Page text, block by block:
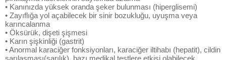
• Kanınızda yüksek oranda şeker bulunması (hiperglisemi)
• Zayıflığa yol açabilecek bir sinir bozukluğu, uyuşma veya
karıncalanma
• Öksürük, dişeti şişmesi
• Karın şişkinliği (gastrit)
• Anormal karaciğer fonksiyonları, karaciğer iltihabı (hepatit), cildin
sarılaşması(sarılık), bazı medikal testlere etkisi olabilecek